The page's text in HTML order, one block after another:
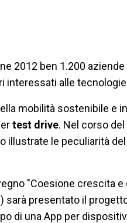
2012 ben 1.200
interessati alle
mobilità sostenibile e
test drive. Nel corso
illustrate le peculiarità
"Coesione crescita e
sarà presentato il
di una App per